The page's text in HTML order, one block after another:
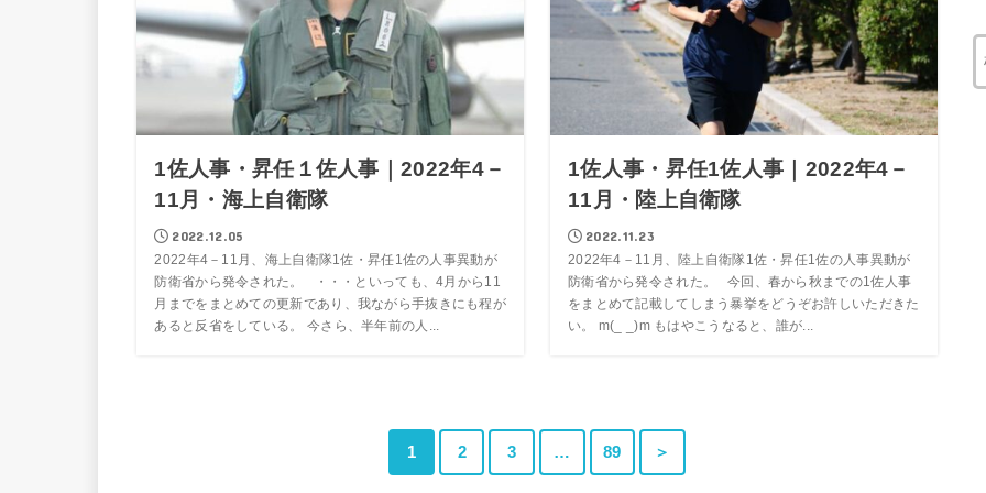
1佐人事・昇任１佐人事｜2022年4－
11月・海上自衛隊
2022.12.05
2022年4－11月、海上自衛隊1佐・昇任1佐の人事異動が
防衛省から発令された。 ・・・といっても、4月から11
月までをまとめての更新であり、我ながら手抜きにも程が
あると反省をしている。 今さら、半年前の人...
1佐人事・昇任1佐人事｜2022年4－
11月・陸上自衛隊
2022.11.23
2022年4－11月、陸上自衛隊1佐・昇任1佐の人事異動が
防衛省から発令された。 今回、春から秋までの1佐人事
をまとめて記載してしまう暴挙をどうぞお許しいただきた
い。 m(_ _)m もはやこうなると、誰が...
1 2 3 … 89 ＞